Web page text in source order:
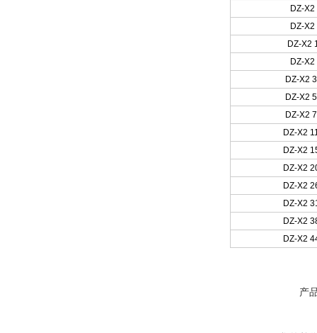
DZ-
DZ-
DZ-X2
DZ-
DZ-X2
DZ-X2
DZ-X2
DZ-X2
DZ-X2
DZ-X2
DZ-X2
DZ-X2
DZ-X2
DZ-X2
产